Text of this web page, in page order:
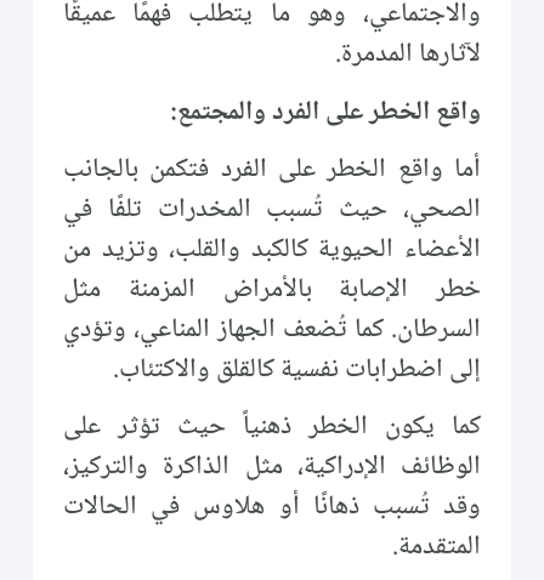
والاجتماعي، وهو ما يتطلب فهمًا عميقًا
لآثارها المدمرة.
واقع الخطر على الفرد والمجتمع:
أما واقع الخطر على الفرد فتكمن بالجانب
الصحي، حيث تُسبب المخدرات تلفًا في
الأعضاء الحيوية كالكبد والقلب، وتزيد من
خطر الإصابة بالأمراض المزمنة مثل
السرطان. كما تُضعف الجهاز المناعي، وتؤدي
إلى اضطرابات نفسية كالقلق والاكتئاب.
كما يكون الخطر ذهنياً حيث تؤثر على
الوظائف الإدراكية، مثل الذاكرة والتركيز،
وقد تُسبب ذهانًا أو هلاوس في الحالات
المتقدمة.